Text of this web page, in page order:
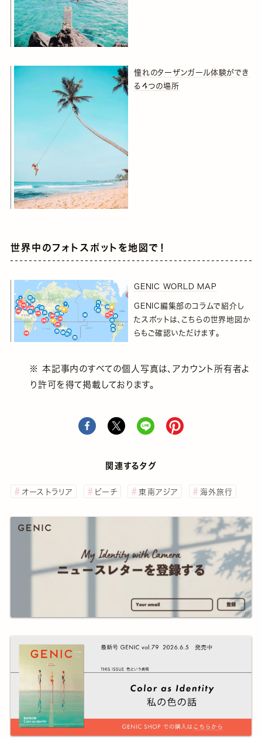
憧れのターザンガール体験ができ
る４つの場所
世界中のフォトスポットを地図で！
GENIC WORLD MAP
GENIC編集部のコラムで紹介し
たスポットは、こちらの世界地図か
らもご確認いただけます。
※ 本記事内のすべての個人写真は、アカウント所有者よ
り許可を得て掲載しております。
関連するタグ
オーストラリア ビーチ 東南アジア 海外旅行